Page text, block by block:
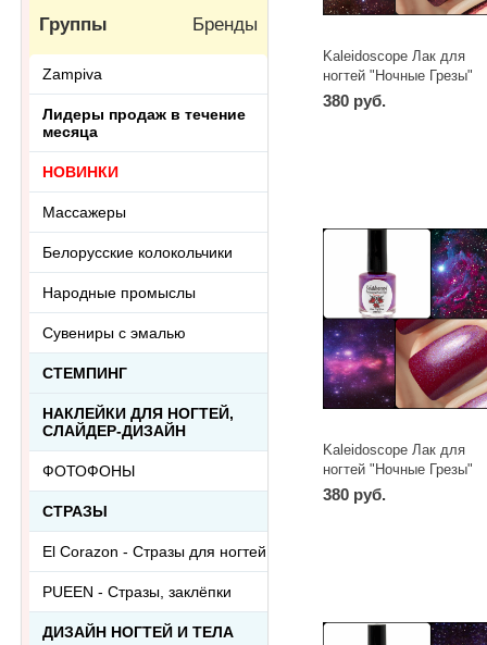
Kaleidoscope Лак для
ногтей "Ночные Грезы"
№nd-08 Скорпион 15 мл
380 руб.
Kaleidoscope Лак для
ногтей "Ночные Грезы"
№nd-05 Лев 15 мл
380 руб.
Группы Бренды
Zampiva
Лидеры продаж в течение
месяца
НОВИНКИ
Массажеры
Белорусские колокольчики
Народные промыслы
Сувениры с эмалью
СТЕМПИНГ
НАКЛЕЙКИ ДЛЯ НОГТЕЙ,
СЛАЙДЕР-ДИЗАЙН
ФОТОФОНЫ
СТРАЗЫ
El Corazon - Стразы для ногтей
PUEEN - Cтразы, заклёпки
ДИЗАЙН НОГТЕЙ И ТЕЛА